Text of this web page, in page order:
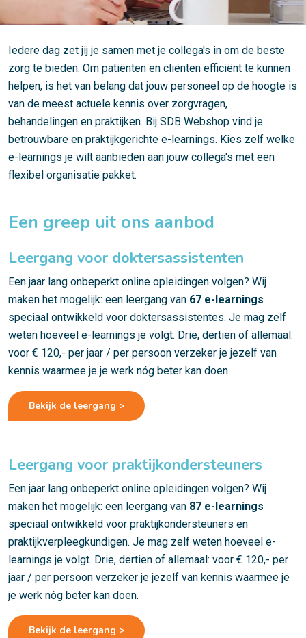
Iedere dag zet jij je samen met je collega's in om de beste
zorg te bieden. Om patiënten en cliënten efficiënt te kunnen
helpen, is het van belang dat jouw personeel op de hoogte is
van de meest actuele kennis over zorgvragen,
behandelingen en praktijken. Bij SDB Webshop vind je
betrouwbare en praktijkgerichte e-learnings. Kies zelf welke
e-learnings je wilt aanbieden aan jouw collega's met een
flexibel organisatie pakket.
Een greep uit ons aanbod
Leergang voor doktersassistenten
Een jaar lang onbeperkt online opleidingen volgen? Wij
maken het mogelijk: een leergang van 67 e-learnings
speciaal ontwikkeld voor doktersassistentes. Je mag zelf
weten hoeveel e-learnings je volgt. Drie, dertien of allemaal:
voor € 120,- per jaar / per persoon verzeker je jezelf van
kennis waarmee je je werk nóg beter kan doen.
Bekijk de leergang >
Leergang voor praktijkondersteuners
Een jaar lang onbeperkt online opleidingen volgen? Wij
maken het mogelijk: een leergang van 87 e-learnings
speciaal ontwikkeld voor praktijkondersteuners en
praktijkverpleegkundigen. Je mag zelf weten hoeveel e-
learnings je volgt. Drie, dertien of allemaal: voor € 120,- per
jaar / per persoon verzeker je jezelf van kennis waarmee je
je werk nóg beter kan doen.
Bekijk de leergang >